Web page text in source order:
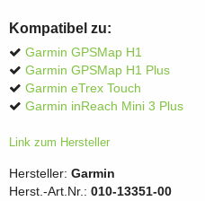
Kompatibel zu:
Garmin GPSMap H1
Garmin GPSMap H1 Plus
Garmin eTrex Touch
Garmin inReach Mini 3 Plus
Link zum Hersteller
Hersteller: Garmin
Herst.-Art.Nr.: 010-13351-00